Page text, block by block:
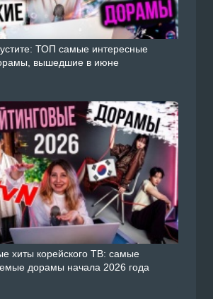
ТОП самые интересные
вышедшие в июне
хиты корейского ТВ: самые
дорамы начала 2026 года